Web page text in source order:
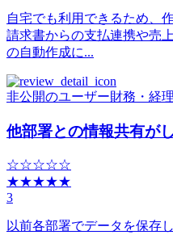
自宅でも利用できるため、
請求書からの支払連携や売
の自動作成に...
非公開のユーザー財務・経理
他部署との情報共有が
☆☆☆☆☆
★★★★★
3
以前各部署でデータを保存